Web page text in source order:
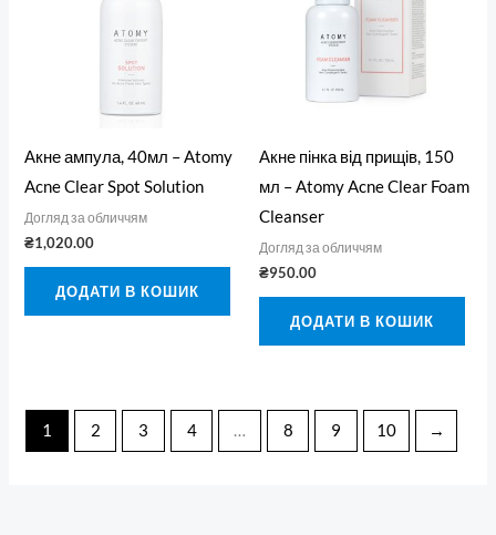
Акне ампула, 40мл – Atomy
Acne Clear Spot Solution
Догляд за обличчям
₴1,020.00
ДОДАТИ В КОШИК
Акне пінка від прищів, 150
мл – Atomy Acne Clear Foam
Cleanser
Догляд за обличчям
₴950.00
ДОДАТИ В КОШИК
1 2 3 4 … 8 9 10 →